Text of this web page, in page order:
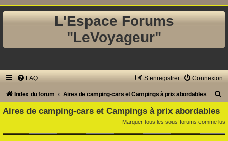
L'Espace Forums
"LeVoyageur"
FAQ Connexion
S’enregistrer
Index du forum Aires de camping-cars et Campings à prix abordables
c
h
Aires de camping-cars et Campings à prix abordables
Marquer tous les sous-forums comme lus